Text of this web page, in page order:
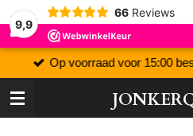
9,9
66 Reviews
Op voorraad voor 15:00